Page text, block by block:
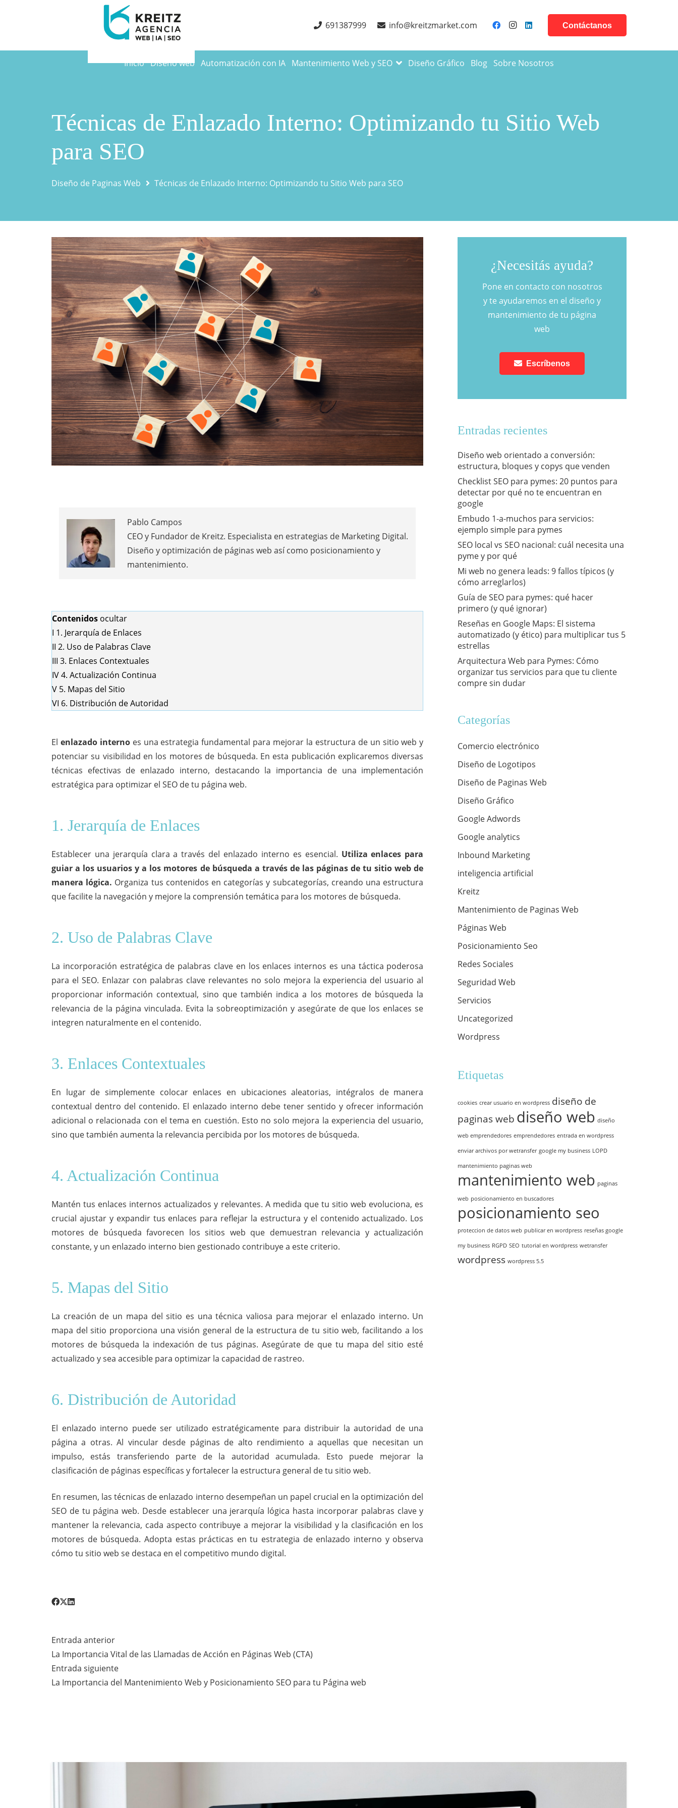
691387999 info@kreitzmarket.com Contáctanos
Inicio Diseño web Automatización con IA Mantenimiento Web y SEO Diseño Gráfico Blog Sobre Nosotros
Técnicas de Enlazado Interno: Optimizando tu Sitio Web
para SEO
Diseño de Paginas Web Técnicas de Enlazado Interno: Optimizando tu Sitio Web para SEO
Pablo Campos
CEO y Fundador de Kreitz. Especialista en estrategias de Marketing Digital.
Diseño y optimización de páginas web así como posicionamiento y
mantenimiento.
Contenidos ocultar
I 1. Jerarquía de Enlaces
II 2. Uso de Palabras Clave
III 3. Enlaces Contextuales
IV4. Actualización Continua
V 5. Mapas del Sitio
VI 6. Distribución de Autoridad
El enlazado internoes una estrategia fundamental para mejorar la estructura de un sitio web y
potenciar su visibilidad en los motores de búsqueda. En esta publicación explicaremos diversas
técnicas efectivas de enlazado interno, destacando la importancia de una implementación
estratégica para optimizar el SEO de tu página web.
1. Jerarquía de Enlaces
Establecer una jerarquía clara a través del enlazado interno es esencial. Utiliza enlaces para
guiar a los usuarios y a los motores de búsqueda a través de las páginas de tu sitio web de
manera lógica. Organiza tus contenidos en categorías y subcategorías, creando una estructura
que facilite la navegación y mejore la comprensión temática para los motores de búsqueda.
2. Uso de Palabras Clave
La incorporación estratégica de palabras clave en los enlaces internos es una táctica poderosa
para el SEO. Enlazar con palabras clave relevantes no solo mejora la experiencia del usuario al
proporcionar información contextual, sino que también indica a los motores de búsqueda la
relevancia de la página vinculada. Evita la sobreoptimización y asegúrate de que los enlaces se
integren naturalmente en el contenido.
3. Enlaces Contextuales
En lugar de simplemente colocar enlaces en ubicaciones aleatorias, intégralos de manera
contextual dentro del contenido. El enlazado interno debe tener sentido y ofrecer información
adicional o relacionada con el tema en cuestión. Esto no solo mejora la experiencia del usuario,
sino que también aumenta la relevancia percibida por los motores de búsqueda.
4. Actualización Continua
Mantén tus enlaces internos actualizados y relevantes. A medida que tu sitio web evoluciona, es
crucial ajustar y expandir tus enlaces para reflejar la estructura y el contenido actualizado. Los
motores de búsqueda favorecen los sitios web que demuestran relevancia y actualización
constante, y un enlazado interno bien gestionado contribuye a este criterio.
5. Mapas del Sitio
La creación de un mapa del sitio es una técnica valiosa para mejorar el enlazado interno. Un
mapa del sitio proporciona una visión general de la estructura de tu sitio web, facilitando a los
motores de búsqueda la indexación de tus páginas. Asegúrate de que tu mapa del sitio esté
actualizado y sea accesible para optimizar la capacidad de rastreo.
6. Distribución de Autoridad
El enlazado interno puede ser utilizado estratégicamente para distribuir la autoridad de una
página a otras. Al vincular desde páginas de alto rendimiento a aquellas que necesitan un
impulso, estás transferiendo parte de la autoridad acumulada. Esto puede mejorar la
clasificación de páginas específicas y fortalecer la estructura general de tu sitio web.
En resumen, las técnicas de enlazado interno desempeñan un papel crucial en la optimización del
SEO de tu página web. Desde establecer una jerarquía lógica hasta incorporar palabras clave y
mantener la relevancia, cada aspecto contribuye a mejorar la visibilidad y la clasificación en los
motores de búsqueda. Adopta estas prácticas en tu estrategia de enlazado interno y observa
cómo tu sitio web se destaca en el competitivo mundo digital.
Entrada anterior
La Importancia Vital de las Llamadas de Acción en Páginas Web (CTA)
Entrada siguiente
La Importancia del Mantenimiento Web y Posicionamiento SEO para tu Página web
¿Necesitás ayuda?
Pone en contacto con nosotros
y te ayudaremos en el diseño y
mantenimiento de tu página
web
Escríbenos
Entradas recientes
Diseño web orientado a conversión:
estructura, bloques y copys que venden
Checklist SEO para pymes: 20 puntos para
detectar por qué no te encuentran en
google
Embudo 1-a-muchos para servicios:
ejemplo simple para pymes
SEO local vs SEO nacional: cuál necesita una
pyme y por qué
Mi web no genera leads: 9 fallos típicos (y
cómo arreglarlos)
Guía de SEO para pymes: qué hacer
primero (y qué ignorar)
​Reseñas en Google Maps: El sistema
automatizado (y ético) para multiplicar tus 5
estrellas
​Arquitectura Web para Pymes: Cómo
organizar tus servicios para que tu cliente
compre sin dudar
Categorías
Comercio electrónico
Diseño de Logotipos
Diseño de Paginas Web
Diseño Gráfico
Google Adwords
Google analytics
Inbound Marketing
inteligencia artificial
Kreitz
Mantenimiento de Paginas Web
Páginas Web
Posicionamiento Seo
Redes Sociales
Seguridad Web
Servicios
Uncategorized
Wordpress
Etiquetas
cookies crear usuario en wordpress diseño de
paginas web diseño web diseño
web emprendedores emprendedores entrada en wordpress
enviar archivos por wetransfer google my business LOPD
mantenimiento paginas web
mantenimiento web paginas
web posicionamiento en buscadores
posicionamiento seo
proteccion de datos web publicar en wordpress reseñas google
my business RGPD SEO tutorial en wordpress wetransfer
wordpress wordpress 5.5